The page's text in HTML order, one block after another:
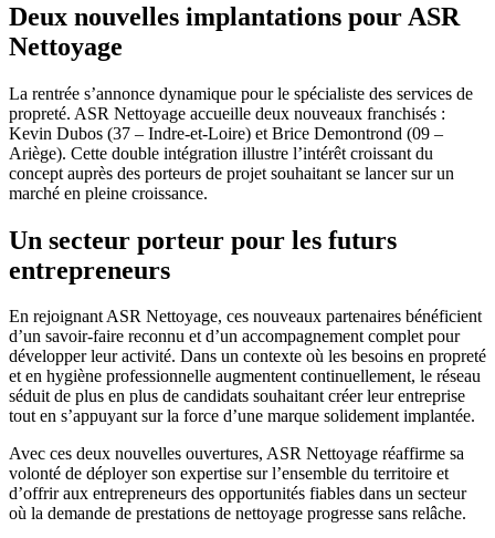
Deux nouvelles implantations pour ASR
Nettoyage
La rentrée s’annonce dynamique pour le spécialiste des services de
propreté. ASR Nettoyage accueille deux nouveaux franchisés :
Kevin Dubos (37 – Indre-et-Loire) et Brice Demontrond (09 –
Ariège). Cette double intégration illustre l’intérêt croissant du
concept auprès des porteurs de projet souhaitant se lancer sur un
marché en pleine croissance.
Un secteur porteur pour les futurs
entrepreneurs
En rejoignant ASR Nettoyage, ces nouveaux partenaires bénéficient
d’un savoir-faire reconnu et d’un accompagnement complet pour
développer leur activité. Dans un contexte où les besoins en propreté
et en hygiène professionnelle augmentent continuellement, le réseau
séduit de plus en plus de candidats souhaitant créer leur entreprise
tout en s’appuyant sur la force d’une marque solidement implantée.
Avec ces deux nouvelles ouvertures, ASR Nettoyage réaffirme sa
volonté de déployer son expertise sur l’ensemble du territoire et
d’offrir aux entrepreneurs des opportunités fiables dans un secteur
où la demande de prestations de nettoyage progresse sans relâche.